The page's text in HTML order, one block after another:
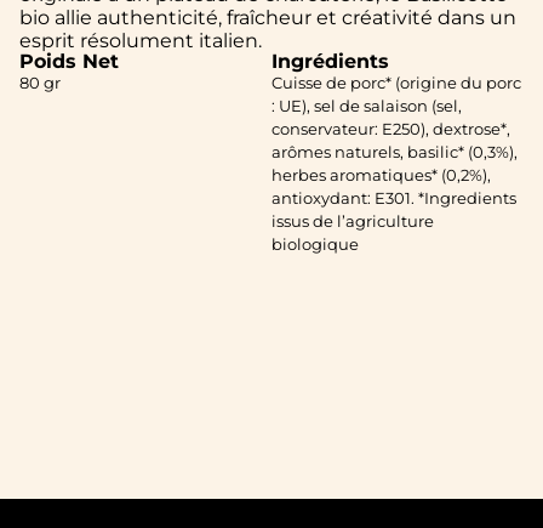
bio allie authenticité, fraîcheur et créativité dans un
esprit résolument italien.
Poids Net
80 gr
Ingrédients
Cuisse de porc* (origine du porc
: UE), sel de salaison (sel,
conservateur: E250), dextrose*,
arômes naturels, basilic* (0,3%),
herbes aromatiques* (0,2%),
antioxydant: E301. *Ingredients
issus de l’agriculture
biologique